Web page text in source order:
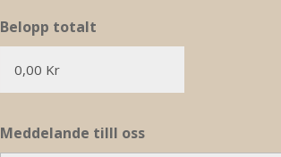
Belopp totalt
Meddelande tilll oss